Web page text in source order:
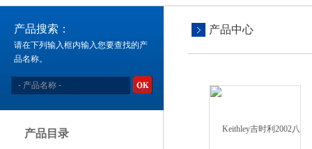
产品搜索：
请在下列输入框内输入您要查找的产
品名称。
产品目录
产品中心